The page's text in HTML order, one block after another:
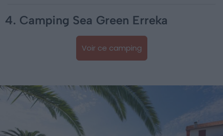
4. Camping Sea Green Erreka
Voir ce camping